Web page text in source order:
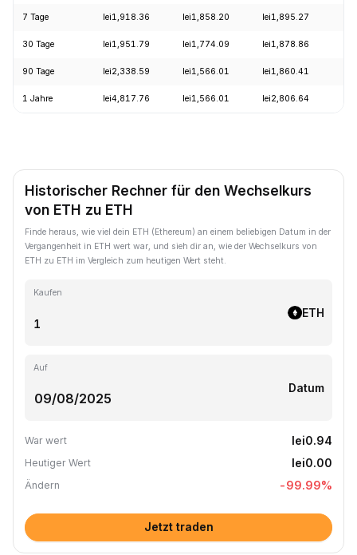
7 Tage lei1,918.36 lei1,858.20 lei1,895.27
30 Tage lei1,951.79 lei1,774.09 lei1,878.86
90 Tage lei2,338.59 lei1,566.01 lei1,860.41
1 Jahre lei4,817.76 lei1,566.01 lei2,806.64
Historischer Rechner für den Wechselkurs
von ETH zu ETH
Finde heraus, wie viel dein ETH (Ethereum) an einem beliebigen Datum in der
Vergangenheit in ETH wert war, und sieh dir an, wie der Wechselkurs von
ETH zu ETH im Vergleich zum heutigen Wert steht.
Kaufen
ETH
Auf
Datum
War wert lei0.94
Heutiger Wert lei0.00
Ändern -99.99%
Jetzt traden